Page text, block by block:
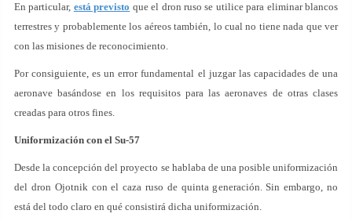
En particular, está previsto que el dron ruso se utilice para eliminar blancos
terrestres y probablemente los aéreos también, lo cual no tiene nada que ver
con las misiones de reconocimiento.
Por consiguiente, es un error fundamental el juzgar las capacidades de una
aeronave basándose en los requisitos para las aeronaves de otras clases
creadas para otros fines.
Uniformización con el Su-57
Desde la concepción del proyecto se hablaba de una posible uniformización
del dron Ojotnik con el caza ruso de quinta generación. Sin embargo, no
está del todo claro en qué consistirá dicha uniformización.